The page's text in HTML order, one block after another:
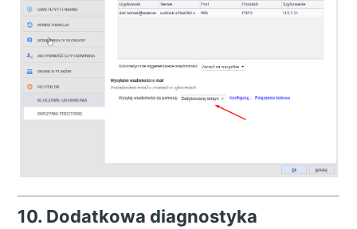
10. Dodatkowa diagnostyka